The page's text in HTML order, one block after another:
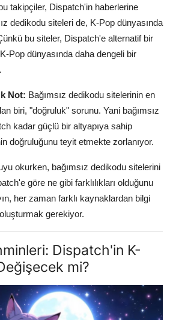
takipçiler, Dispatch'in haberlerine
dedikodu siteleri de, K-Pop dünyasında
bu siteler, Dispatch'e alternatif bir
Pop dünyasında daha dengeli bir
Not: Bağımsız dedikodu sitelerinin en
biri, "doğruluk" sorunu. Yani bağımsız
kadar güçlü bir altyapıya sahip
doğruluğunu teyit etmekte zorlanıyor.
okurken, bağımsız dedikodu sitelerini
göre ne gibi farklılıkları olduğunu
her zaman farklı kaynaklardan bilgi
gerekiyor.
Dispatch'in K-
mi?